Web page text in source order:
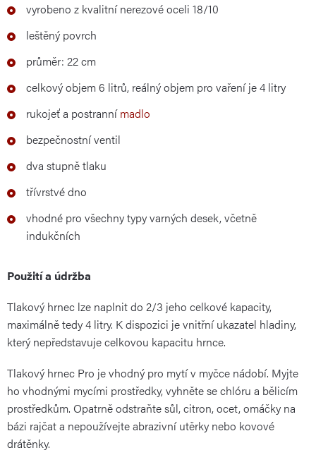
vyrobeno z kvalitní nerezové oceli 18/10
leštěný povrch
průměr: 22 cm
celkový objem 6 litrů, reálný objem pro vaření je 4 litry
rukojeť a postrannímadlo
bezpečnostní ventil
dva stupně tlaku
třívrstvé dno
vhodné pro všechny typy varných desek, včetně
indukčních
Použití a údržba
Tlakový hrnec lze naplnit do 2/3 jeho celkové kapacity,
maximálně tedy 4 litry. K dispozici je vnitřní ukazatel hladiny,
který nepředstavuje celkovou kapacitu hrnce.
Tlakový hrnec Pro je vhodný pro mytí v myčce nádobí. Myjte
ho vhodnými mycími prostředky, vyhněte se chlóru a bělicím
prostředkům. Opatrně odstraňte sůl, citron, ocet, omáčky na
bázi rajčat a nepoužívejte abrazivní utěrky nebo kovové
drátěnky.